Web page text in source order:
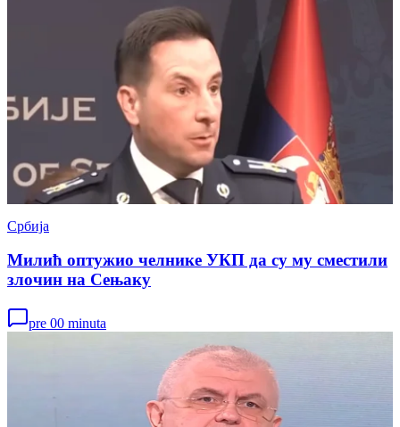
Србија
Милић оптужио челнике УКП да су му сместили
злочин на Сењаку
pre 00 minuta